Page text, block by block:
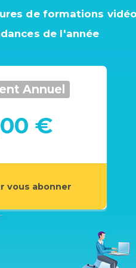
de formations
de l'année
Annuel
€
vous abonner